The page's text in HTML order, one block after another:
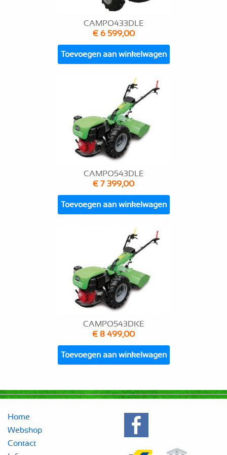
CAMPO433DLE
€ 6 599,00
Toevoegen aan winkelwagen
CAMPO543DLE
€ 7 399,00
Toevoegen aan winkelwagen
CAMPO543DKE
€ 8 499,00
Toevoegen aan winkelwagen
Home
Webshop
Contact